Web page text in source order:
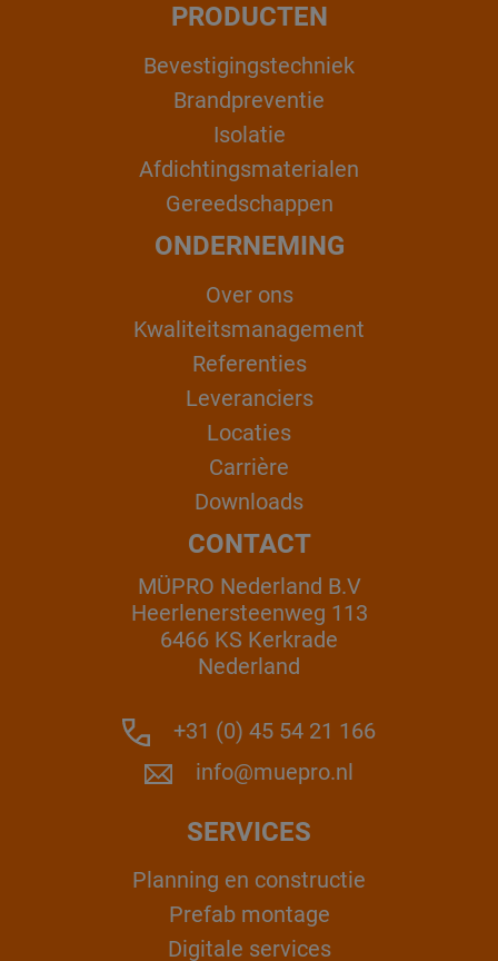
PRODUCTEN
Bevestigingstechniek
Brandpreventie
Isolatie
Afdichtingsmaterialen
Gereedschappen
ONDERNEMING
Over ons
Kwaliteitsmanagement
Referenties
Leveranciers
Locaties
Carrière
Downloads
CONTACT
MÜPRO Nederland B.V
Heerlenersteenweg 113
6466 KS Kerkrade
Nederland
+31 (0) 45 54 21 166
info@muepro.nl
SERVICES
Planning en constructie
Prefab montage
Digitale services